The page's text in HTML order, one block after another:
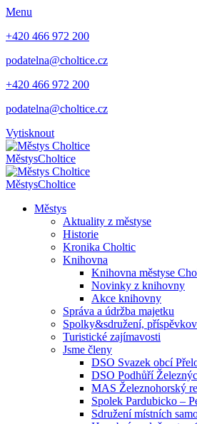
Menu
+420 466 972 200
podatelna@choltice.cz
+420 466 972 200
podatelna@choltice.cz
Vytisknout
MěstysCholtice
MěstysCholtice
Městys
Aktuality z městyse
Historie
Kronika Choltic
Knihovna
Knihovna městyse
Novinky z knihovny
Akce knihovny
Správa a údržba majetku
Spolky&sdružení,
Turistické zajímavosti
Jsme členy
DSO Svazek obcí
DSO Podhůří
MAS Železnohorský
Spolek Pardubicko –
Sdružení místních